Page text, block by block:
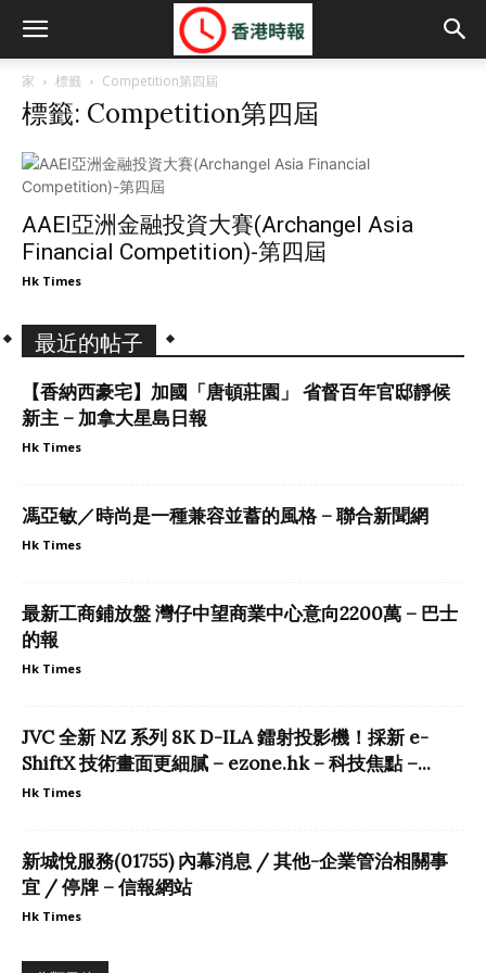
家 標籤 Competition第四屆
標籤: Competition第四屆
AAEI亞洲金融投資大賽(Archangel Asia
Financial Competition)-第四屆
Hk Times
最近的帖子
【香納西豪宅】加國「唐頓莊園」 省督百年官邸靜候
新主 – 加拿大星島日報
Hk Times
馮亞敏／時尚是一種兼容並蓄的風格 – 聯合新聞網
Hk Times
最新工商鋪放盤 灣仔中望商業中心意向2200萬 – 巴士
的報
Hk Times
JVC 全新 NZ 系列 8K D-ILA 鐳射投影機！採新 e-
ShiftX 技術畫面更細膩 – ezone.hk – 科技焦點 –...
Hk Times
新城悅服務(01755) 內幕消息 / 其他-企業管治相關事
宜 / 停牌 – 信報網站
Hk Times